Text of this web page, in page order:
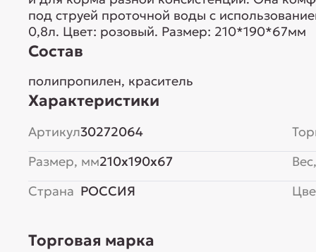
под струей проточной воды с
0,8л. Цвет: розовый. Размер: 210*190*67мм
Состав
полипропилен, краситель
Характеристики
Артикул30272064
Размер, мм210x190x67
Страна РОССИЯ
Торговая марка